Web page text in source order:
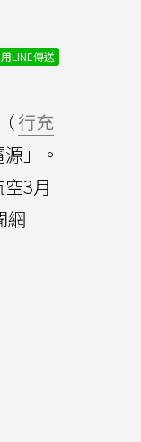
用LINE傳送
行充
」。
3月
網